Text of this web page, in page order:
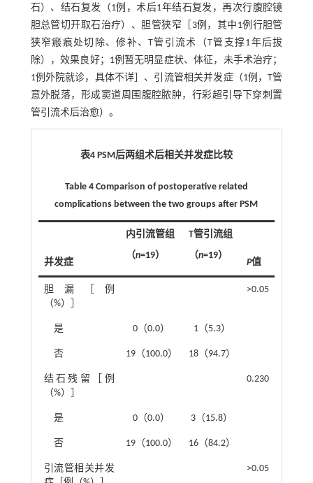
石）、结石复发（1例，术后1年结石复发，再次行腹腔镜
胆总管切开取石治疗）、胆管狭窄［3例，其中1例行胆管
狭窄瘢痕处切除、修补、T管引流术（T管支撑1年后拔
除），效果良好；1例暂无明显症状、体征，未手术治疗；
1例外院就诊，具体不详］、引流管相关并发症（1例，T管
意外脱落，形成窦道周围腹腔脓肿，行彩超引导下穿刺置
管引流术后治愈）。
表4 PSM后两组术后相关并发症比较
Table 4 Comparison of postoperative related
complications between the two groups after PSM
并发症
内引流管组
（n=19）
T管引流组
（n=19）
P值
胆漏［例
（%）］
>0.05
是 0（0.0） 1（5.3）
否 19（100.0） 18（94.7）
结石残留［例
（%）］
0.230
是 0（0.0） 3（15.8）
否 19（100.0） 16（84.2）
引流管相关并发
>0.05